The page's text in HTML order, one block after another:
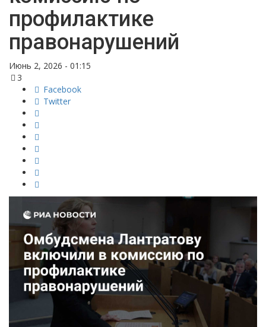
профилактике
правонарушений
Июнь 2, 2026 - 01:15
3
Facebook
Twitter